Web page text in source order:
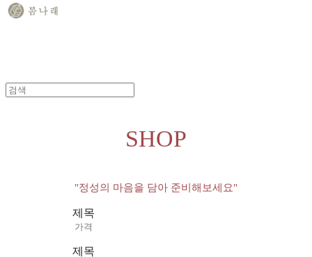
SHOP
"정성의 마음을 담아 준비해보세요"
제목
가격
제목